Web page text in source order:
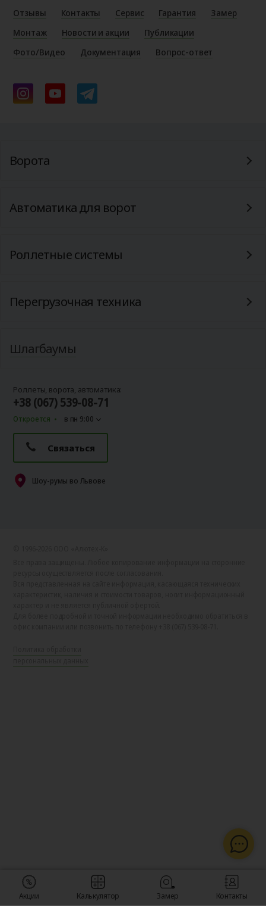
Отзывы
Контакты Сервис Гарантия
Замер
Монтаж
Новости и акции
Публикации
Фото/Видео
Документация Вопрос-ответ
Ворота
Автоматика для ворот
Роллетные системы
Перегрузочная техника
Шлагбаумы
Роллеты, ворота, автоматика:
+38 (067) 539-08-71
Откроется в пн 9:00
Связаться
Шоу-румы во Львове
Акции Калькулятор Замер Контакты